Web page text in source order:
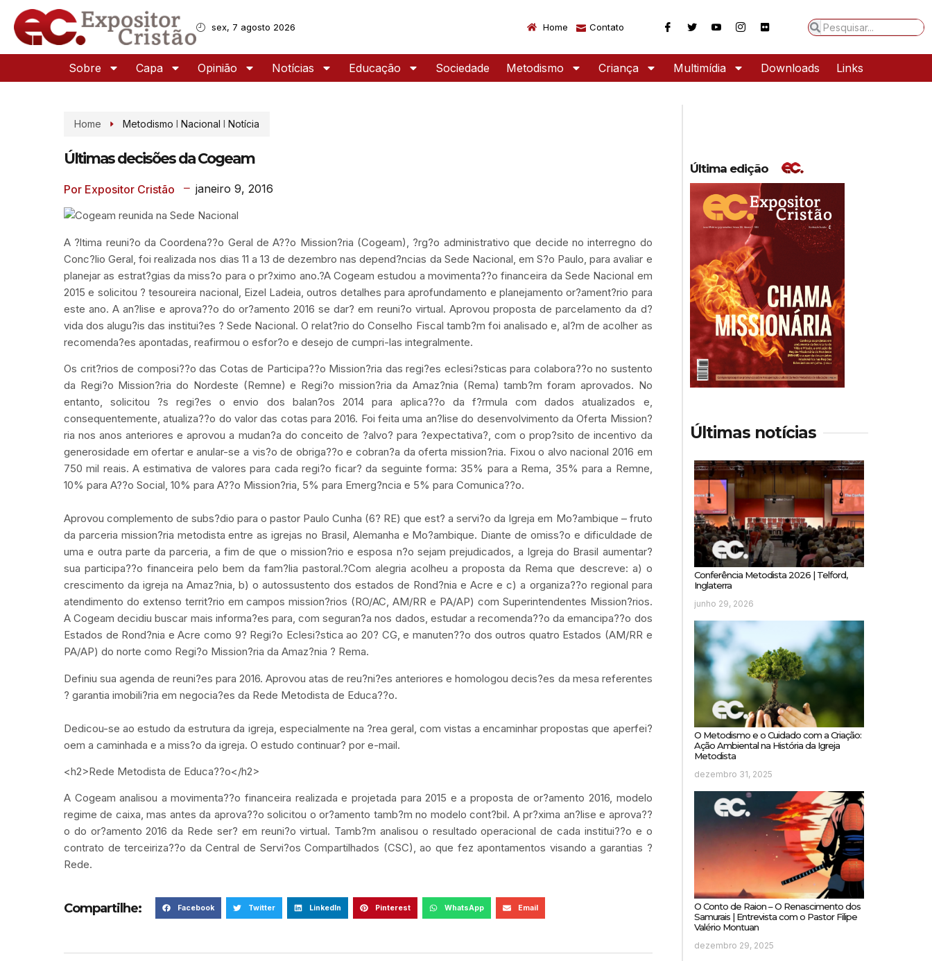
sex, 7 agosto 2026 Home Contato
Sobre Capa Opinião Notícias Educação Sociedade Metodismo Criança Multimídia Downloads Links
Home Metodismo Nacional Notícia
Últimas decisões da Cogeam
Por Expositor Cristão janeiro 9, 2016
A ?ltima reuni?o da Coordena??o Geral de A??o Mission?ria (Cogeam), ?rg?o administrativo que decide no interregno do
Conc?lio Geral, foi realizada nos dias 11 a 13 de dezembro nas depend?ncias da Sede Nacional, em S?o Paulo, para avaliar e
planejar as estrat?gias da miss?o para o pr?ximo ano.?A Cogeam estudou a movimenta??o financeira da Sede Nacional em
2015 e solicitou ? tesoureira nacional, Eizel Ladeia, outros detalhes para aprofundamento e planejamento or?ament?rio para
este ano. A an?lise e aprova??o do or?amento 2016 se dar? em reuni?o virtual. Aprovou proposta de parcelamento da d?
vida dos alugu?is das institui?es ? Sede Nacional. O relat?rio do Conselho Fiscal tamb?m foi analisado e, al?m de acolher as
recomenda?es apontadas, reafirmou o esfor?o e desejo de cumpri-las integralmente.
Os crit?rios de composi??o das Cotas de Participa??o Mission?ria das regi?es eclesi?sticas para colabora??o no sustento
da Regi?o Mission?ria do Nordeste (Remne) e Regi?o mission?ria da Amaz?nia (Rema) tamb?m foram aprovados. No
entanto, solicitou ?s regi?es o envio dos balan?os 2014 para aplica??o da f?rmula com dados atualizados e,
consequentemente, atualiza??o do valor das cotas para 2016. Foi feita uma an?lise do desenvolvimento da Oferta Mission?
ria nos anos anteriores e aprovou a mudan?a do conceito de ?alvo? para ?expectativa?, com o prop?sito de incentivo da
generosidade em ofertar e anular-se a vis?o de obriga??o e cobran?a da oferta mission?ria. Fixou o alvo nacional 2016 em
750 mil reais. A estimativa de valores para cada regi?o ficar? da seguinte forma: 35% para a Rema, 35% para a Remne,
10% para A??o Social, 10% para A??o Mission?ria, 5% para Emerg?ncia e 5% para Comunica??o.
Aprovou complemento de subs?dio para o pastor Paulo Cunha (6? RE) que est? a servi?o da Igreja em Mo?ambique – fruto
da parceria mission?ria metodista entre as igrejas no Brasil, Alemanha e Mo?ambique. Diante de omiss?o e dificuldade de
uma e outra parte da parceria, a fim de que o mission?rio e esposa n?o sejam prejudicados, a Igreja do Brasil aumentar?
sua participa??o financeira pelo bem da fam?lia pastoral.?Com alegria acolheu a proposta da Rema que descreve: a) o
crescimento da igreja na Amaz?nia, b) o autossustento dos estados de Rond?nia e Acre e c) a organiza??o regional para
atendimento do extenso territ?rio em campos mission?rios (RO/AC, AM/RR e PA/AP) com Superintendentes Mission?rios.
A Cogeam decidiu buscar mais informa?es para, com seguran?a nos dados, estudar a recomenda??o da emancipa??o dos
Estados de Rond?nia e Acre como 9? Regi?o Eclesi?stica ao 20? CG, e manuten??o dos outros quatro Estados (AM/RR e
PA/AP) do norte como Regi?o Mission?ria da Amaz?nia ? Rema.
Definiu sua agenda de reuni?es para 2016. Aprovou atas de reu?ni?es anteriores e homologou decis?es da mesa referentes
? garantia imobili?ria em negocia?es da Rede Metodista de Educa??o.
Dedicou-se ao estudo da estrutura da igreja, especialmente na ?rea geral, com vistas a encaminhar propostas que aperfei?
oem a caminhada e a miss?o da igreja. O estudo continuar? por e-mail.
<h2>Rede Metodista de Educa??o</h2>
A Cogeam analisou a movimenta??o financeira realizada e projetada para 2015 e a proposta de or?amento 2016, modelo
regime de caixa, mas antes da aprova??o solicitou o or?amento tamb?m no modelo cont?bil. A pr?xima an?lise e aprova??
o do or?amento 2016 da Rede ser? em reuni?o virtual. Tamb?m analisou o resultado operacional de cada institui??o e o
contrato de terceiriza??o da Central de Servi?os Compartilhados (CSC), ao que fez apontamentos visando a garantias ?
Rede.
Compartilhe: Facebook Twitter LinkedIn Pinterest WhatsApp Email
Última edição
Últimas notícias
Conferência Metodista 2026 | Telford,
Inglaterra
junho 29, 2026
O Metodismo e o Cuidado com a Criação:
Ação Ambiental na História da Igreja
Metodista
dezembro 31, 2025
O Conto de Raion – O Renascimento dos
Samurais | Entrevista com o Pastor Filipe
Valério Montuan
dezembro 29, 2025